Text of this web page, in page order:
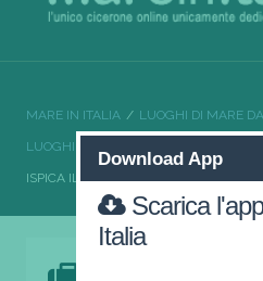
MARE IN ITALIA LUOGHI DI MARE
LUOGHI DI MARE DA VISITARE SICILIA
ISPICA IL MEGLIO DELLA SICILIA
Download App
Scarica
Italia